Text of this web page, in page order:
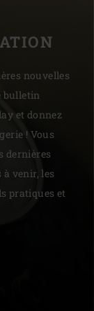
nouvelles
bulletin
et donnez
! Vous
dernières
venir, les
pratiques et